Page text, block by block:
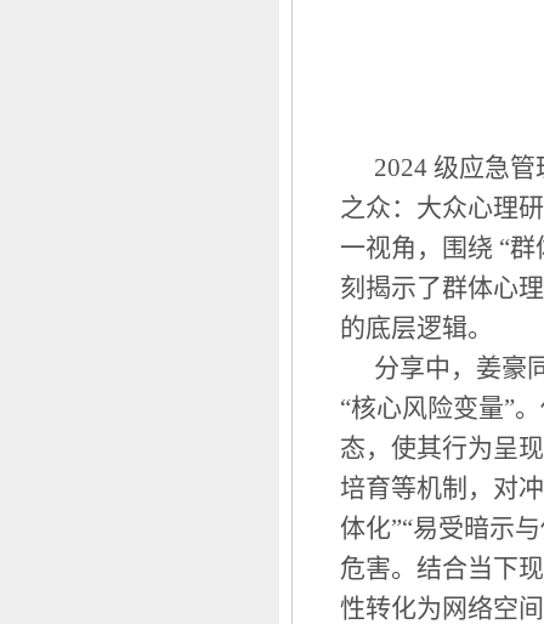
2024 级应急
之众：大众心理
一视角，围绕 “
刻揭示了群体心
的底层逻辑。
分享中，姜豪
“核心风险变量”
态，使其行为呈
培育等机制，对
体化”“易受暗示
危害。结合当下
性转化为网络空